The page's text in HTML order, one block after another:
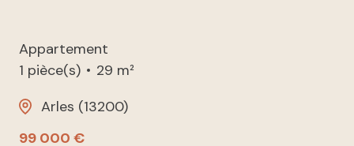
Appartement
1 pièce(s)
29 m²
Arles (13200)
99 000 €